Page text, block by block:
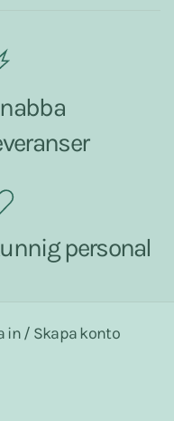
personal
in / Skapa konto